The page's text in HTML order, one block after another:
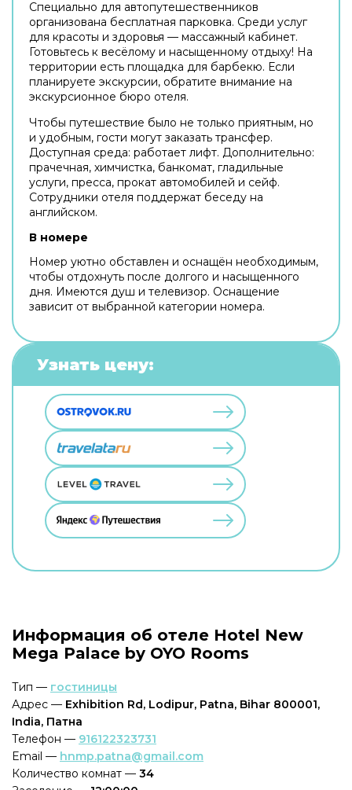
Специально для автопутешественников
организована бесплатная парковка. Среди услуг
для красоты и здоровья — массажный кабинет.
Готовьтесь к весёлому и насыщенному отдыху! На
территории есть площадка для барбекю. Если
планируете экскурсии, обратите внимание на
экскурсионное бюро отеля.
Чтобы путешествие было не только приятным, но
и удобным, гости могут заказать трансфер.
Доступная среда: работает лифт. Дополнительно:
прачечная, химчистка, банкомат, гладильные
услуги, пресса, прокат автомобилей и сейф.
Сотрудники отеля поддержат беседу на
английском.
В номере
Номер уютно обставлен и оснащён необходимым,
чтобы отдохнуть после долгого и насыщенного
дня. Имеются душ и телевизор. Оснащение
зависит от выбранной категории номера.
Узнать цену:
Информация об отеле Hotel New
Mega Palace by OYO Rooms
Тип — гостиницы
Адрес — Exhibition Rd, Lodipur, Patna, Bihar 800001,
India, Патна
Телефон — 916122323731
Email — hnmp.patna@gmail.com
Количество комнат — 34